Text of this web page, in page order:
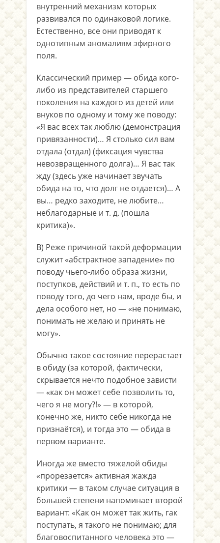
внутренний механизм которых
развивался по одинаковой логике.
Естественно, все они приводят к
однотипным аномалиям эфирного
поля.
Классический пример — обида кого-
либо из представителей старшего
поколения на каждого из детей или
внуков по одному и тому же поводу:
«Я вас всех так люблю (демонстрация
привязанности)… Я столько сил вам
отдала (отдал) (фиксация чувства
невозвращенного долга)… Я вас так
жду (здесь уже начинает звучать
обида на то, что долг не отдается)… А
вы… редко заходите, не любите…
неблагодарные и т. д. (пошла
критика)».
B) Реже причиной такой деформации
служит «абстрактное западение» по
поводу чьего-либо образа жизни,
поступков, действий и т. п., то есть по
поводу того, до чего нам, вроде бы, и
дела особого нет, но — «не понимаю,
понимать не желаю и принять не
могу».
Обычно такое состояние перерастает
в обиду (за которой, фактически,
скрывается нечто подобное зависти
— «как он может себе позволить то,
чего я не могу?!» — в которой,
конечно же, никто себе никогда не
признаётся), и тогда это — обида в
первом варианте.
Иногда же вместо тяжелой обиды
«прорезается» активная жажда
критики — в таком случае ситуация в
большей степени напоминает второй
вариант: «Как он может так жить, гак
поступать, я такого не понимаю; для
благовоспитанного человека это —